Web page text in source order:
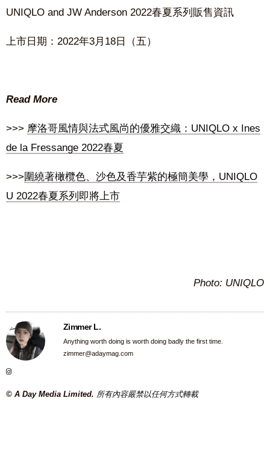
UNIQLO and JW Anderson 2022春夏系列販售資訊
上市日期： 2022年3月18日 （五）
Read More
>>> 摩洛哥風情與法式風尚的優雅交織：UNIQLO x Ines
de la Fressange 2022春夏
>>>圍繞著橄欖色、沙色及香芋紫的極簡美學，UNIQLO
U 2022春夏系列即將上市
Photo: UNIQLO
Zimmer L.
Anything worth doing is worth doing badly the first time.
zimmer@adaymag.com
© A Day Media Limited. 所有內容嚴禁以任何方式轉載